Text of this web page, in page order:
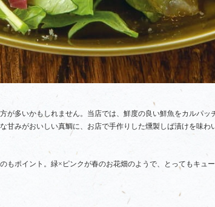
が多いかもしれません。当店では、鮮度の良い鮮魚をカルパ
甘みがおいしい真鯛に、お店で手作りした燻製しば漬けを味
もポイント。緑×ピンクが春のお花畑のようで、とってもキュ